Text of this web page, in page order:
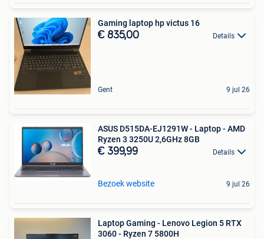
Gaming laptop hp victus 16
€ 835,00 Details
Gent 9 jul 26
ASUS D515DA-EJ1291W - Laptop - AMD
Ryzen 3 3250U 2,6GHz 8GB
€ 399,99 Details
Bezoek website 9 jul 26
Laptop Gaming - Lenovo Legion 5 RTX
3060 - Ryzen 7 5800H